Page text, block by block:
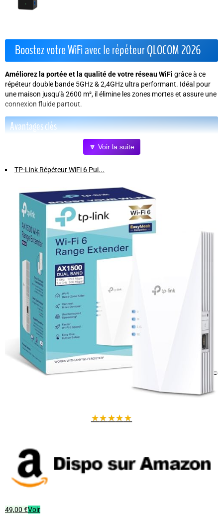
Boostez votre WiFi avec le répéteur QLOCOM 2026
Améliorez la portée et la qualité de votre réseau WiFi grâce à ce
répéteur double bande 5GHz & 2,4GHz ultra performant. Idéal pour
une maison jusqu'à 2600 m², il élimine les zones mortes et assure une
connexion fluide partout.
Avantages clés
Configuration ultra simple
: bouton WPS, pas besoin
Couverture 360°: étend le signal WiFi dans toute la maison,
Vitesse rapide jusqu'à 1200 Mbps : streaming 4K, gaming sans
interruption ni buffering.
Sécurité renforcée: protocoles WEP/WPA/WPA2 avec mises à
jour régulières pour protéger votre réseau.
Pourquoi choisir ce répéteur WiFi ?
Avec sa technologie bi-bande, bénéficiez d'une connexion stable et
rapide adaptée à tous vos usages numériques. Fini les coupures,
votre maison reste connectée efficacement.
Caractéristiques techniques
Couleur : Blanc
Nombre d'articles : 1
Optimisez votre réseau WiFi domestique simplement et rapidement
avec QLOCOM 2026.
🔽 Voir la suite
TP-Link Répéteur WiFi 6 Pui...
★★★★★
49,00 €Voir